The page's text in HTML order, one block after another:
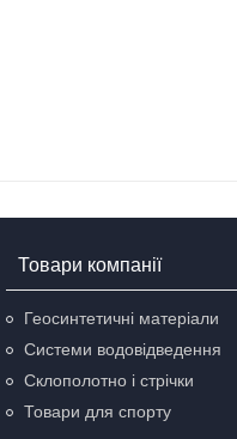
Товари компанії
Геосинтетичні матеріали
Системи водовідведення
Склополотно і стрічки
Товари для спорту